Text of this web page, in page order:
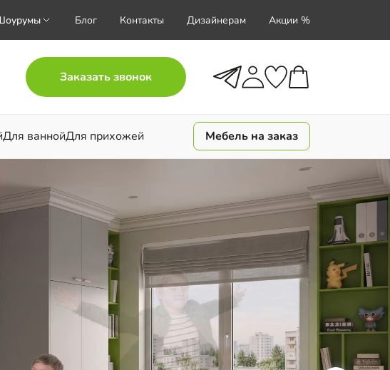
Блог Контакты Дизайнерам Акции %
Заказать звонок
Для ваннойДля прихожей Мебель на заказ